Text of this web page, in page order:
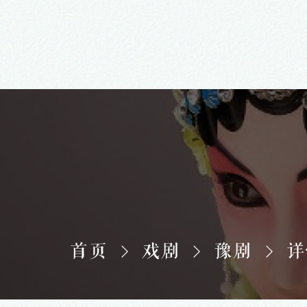
首页 戏剧 豫剧